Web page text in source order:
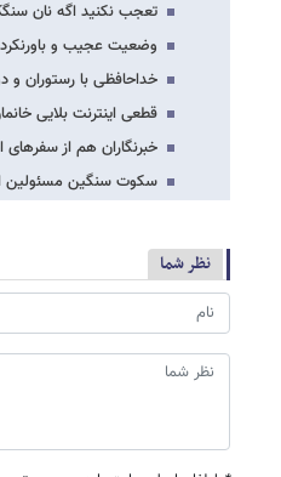
تعجب نکنید اگه نان
وضعیت عجیب و
خداحافظی با رستوران و
قطعی اینترنت بلایی
خبرنگاران هم از
سکوت سنگین مسئولین
نظر شما